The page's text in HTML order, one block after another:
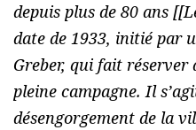
depuis plus de 80 ans
date de 1933, initié par
Greber, qui fait réserver
pleine campagne. Il
désengorgement de la